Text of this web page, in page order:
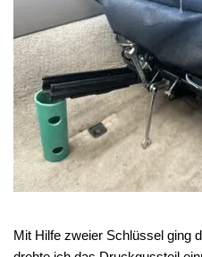
Mit Hilfe zweier Schlüssel ging